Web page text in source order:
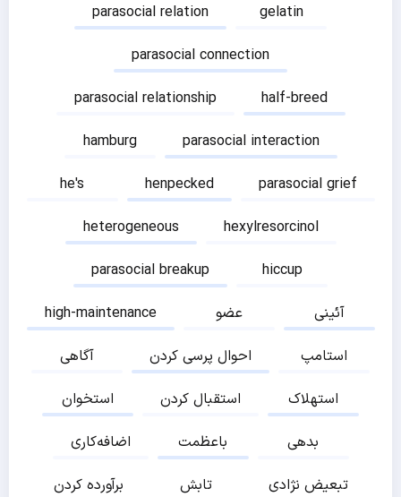
parasocial relation
gelatin
parasocial connection
parasocial relationship
half-breed
hamburg
parasocial interaction
he's
henpecked
parasocial grief
heterogeneous
hexylresorcinol
parasocial breakup
hiccup
high-maintenance
عضو
آئینی
آگاهی
احوال پرسی کردن
استامپ
استخوان
استقبال کردن
استهلاک
اضافه‌کاری
باعظمت
بدهی
برآورده کردن
تابش
تبعیض نژادی